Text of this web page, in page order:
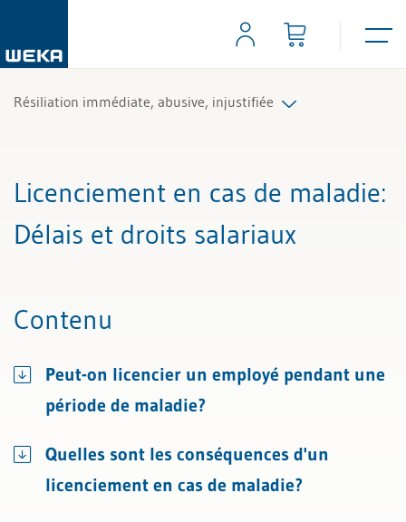
Résiliation immédiate, abusive, injustifiée
Licenciement en cas de maladie:
Délais et droits salariaux
Contenu
Peut-on licencier un employé pendant une
période de maladie?
Quelles sont les conséquences d'un
licenciement en cas de maladie?